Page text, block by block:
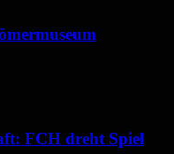
FCH dreht Spiel